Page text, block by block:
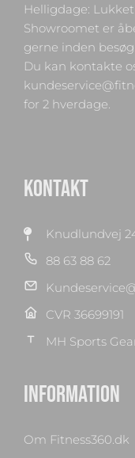
Helligdage: Lukket
Showroomet er
gerne inden besøg.
Du kan kontakte
for 2 hverdage.
KONTAKT
Knudlundvej
88 63 88 62
CVR 36699191
MH Sports
INFORMATION
Om Fitness360.dk